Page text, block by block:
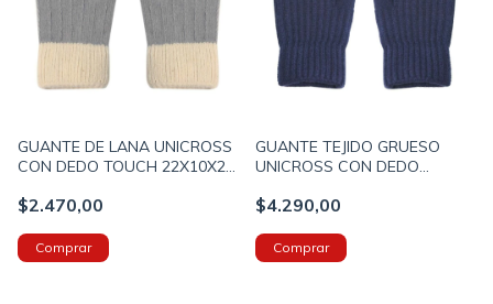
GUANTE DE LANA UNICROSS
CON DEDO TOUCH 22X10X2
UNITARIO (62T6237B)
$2.470,00
GUANTE TEJIDO GRUESO
UNICROSS CON DEDO
PRECIO UNITARIO (62T6239C)
$4.290,00